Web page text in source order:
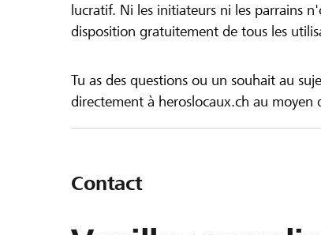
lucratif. Ni les initiateurs ni les parrains
disposition gratuitement de tous les
Tu as des questions ou un souhait au
directement à heroslocaux.ch au
Contact